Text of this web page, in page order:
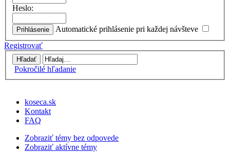
Heslo:
Automatické prihlásenie pri každej návšteve
Registrovať
Pokročilé hľadanie
koseca.sk
Kontakt
FAQ
Zobraziť témy bez odpovede
Zobraziť aktívne témy